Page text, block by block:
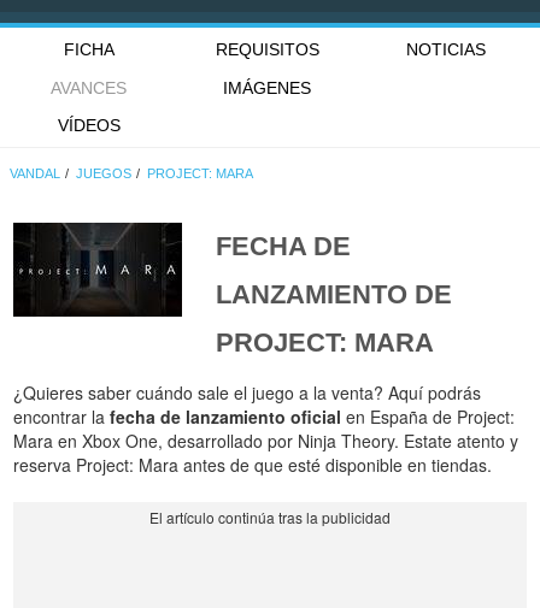
FICHA REQUISITOS
NOTICIAS
AVANCES
IMÁGENES
VÍDEOS
VANDAL JUEGOS PROJECT: MARA
FECHA DE
LANZAMIENTO DE
PROJECT: MARA
¿Quieres saber cuándo sale el juego a la venta? Aquí podrás
encontrar lafecha de lanzamiento oficial en España de Project:
Mara en Xbox One, desarrollado por Ninja Theory. Estate atento y
reserva Project: Mara antes de que esté disponible en tiendas.